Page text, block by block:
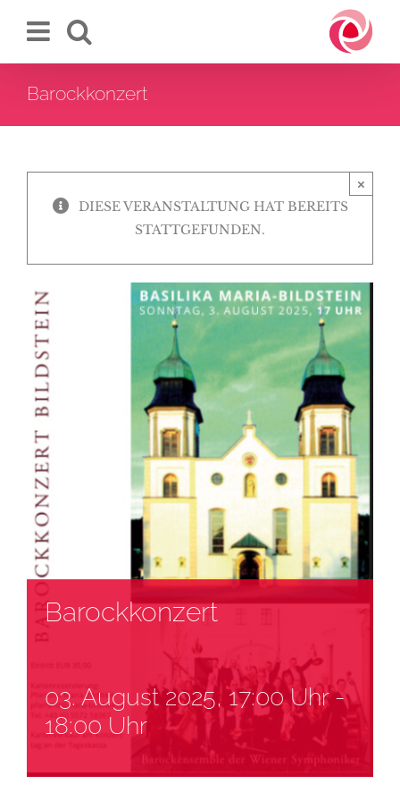
Inhalt
Barockkonzert
×
DIESE VERANSTALTUNG HAT BEREITS
STATTGEFUNDEN.
Barockkonzert
03. August 2025, 17:00 Uhr-
18:00 Uhr